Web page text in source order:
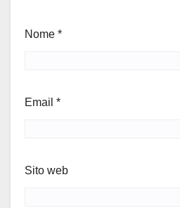
Nome *
Email *
Sito web